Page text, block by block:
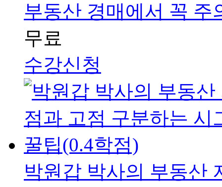
부동산 경매에서 꼭 주
무료
수강신청
박원갑 박사의 부동산